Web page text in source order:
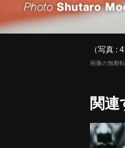
（写真 :
画像の無断
関連